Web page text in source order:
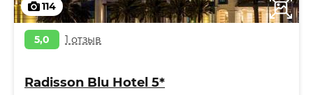
114
5,0 1 отзыв
Radisson Blu Hotel 5*